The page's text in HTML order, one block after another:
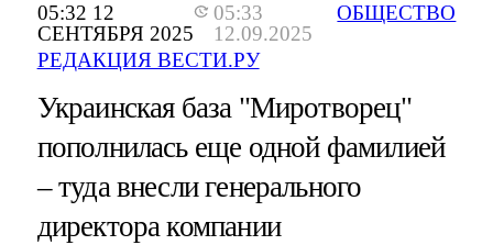
05:32 12
СЕНТЯБРЯ 2025
05:33
12.09.2025
РЕДАКЦИЯ ВЕСТИ.РУ
ОБЩЕСТВО
Украинская база "Миротворец"
пополнилась еще одной фамилией
– туда внесли генерального
директора компании